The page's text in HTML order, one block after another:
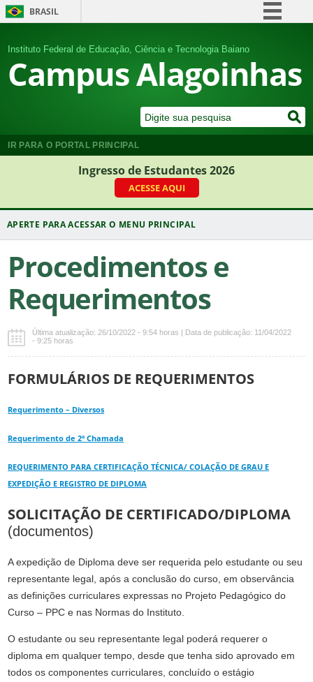
BRASIL
Comunica BR
Participe
Legislação
Instituto Federal de Educação, Ciência e Tecnologia Baiano
Campus Alagoinhas
IR PARA O PORTAL PRINCIPAL
Ingresso de Estudantes 2026
ACESSE AQUI
Procedimentos e
Requerimentos
Última atualização: 26/10/2022 - 9:54 horas | Data de publicação: 11/04/2022
- 9:25 horas
FORMULÁRIOS DE REQUERIMENTOS
Requerimento – Diversos
Requerimento de 2ª Chamada
REQUERIMENTO PARA CERTIFICAÇÃO TÉCNICA/ COLAÇÃO DE GRAU E
EXPEDIÇÃO E REGISTRO DE DIPLOMA
SOLICITAÇÃO DE CERTIFICADO/DIPLOMA
(documentos)
A expedição de Diploma deve ser requerida pelo estudante ou seu
representante legal, após a conclusão do curso, em observância
as definições curriculares expressas no Projeto Pedagógico do
Curso – PPC e nas Normas do Instituto.
O estudante ou seu representante legal poderá requerer o
diploma em qualquer tempo, desde que tenha sido aprovado em
todos os componentes curriculares, concluído o estágio